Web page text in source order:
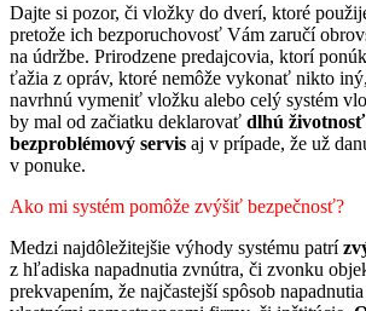
Dajte si pozor, či vložky do dverí, ktoré
pretože ich bezporuchovosť Vám zaručí
na údržbe. Prirodzene predajcovia, ktorí
ťažia z opráv, ktoré nemôže vykonať nikto
navrhnú vymeniť vložku alebo celý systém
by mal od začiatku deklarovať dlhú životnosť
bezproblémový servis aj v prípade, že už
v ponuke.
Ako mi systém pomôže zvýšiť bezpečnosť?
Medzi najdôležitejšie výhody systému patrí
z hľadiska napadnutia zvnútra, či zvonku
prekvapením, že najčastejší spôsob